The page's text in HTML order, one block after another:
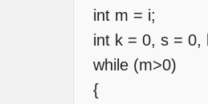
int m = i;
int k = 0, s = 0,
while (m>0)
{